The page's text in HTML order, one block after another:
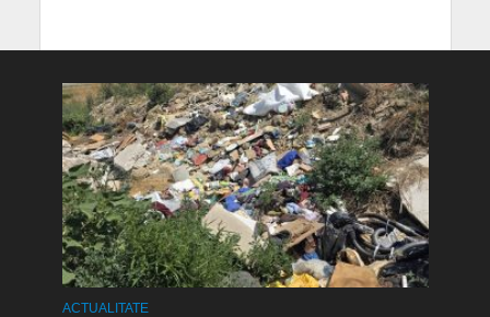
ACTUALITATE